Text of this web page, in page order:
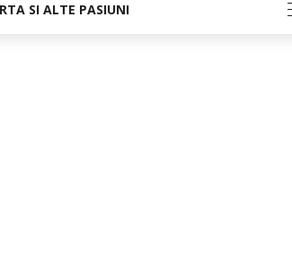
SI ALTE PASIUNI